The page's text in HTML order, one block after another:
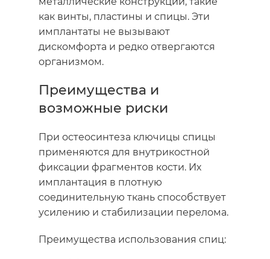
как винты, пластины и спицы. Эти
имплантаты не вызывают
дискомфорта и редко отвергаются
организмом.
Преимущества и
возможные риски
При остеосинтеза ключицы спицы
применяются для внутрикостной
фиксации фрагментов кости. Их
имплантация в плотную
соединительную ткань способствует
усилению и стабилизации перелома.
Преимущества использования спиц: